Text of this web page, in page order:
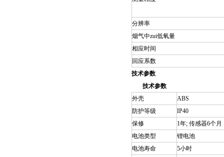
分辨率
烟气中zui低氧量
相应时间
回应系数
技术参数
技术参数
外壳
ABS
防护等级
IP40
保修
1年; 传感器6个月
电池类型
锂电池
电池寿命
5小时